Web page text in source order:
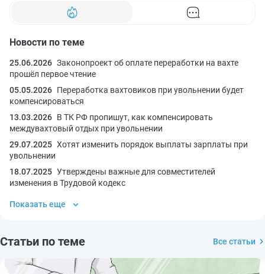
Новости по теме
25.06.2026 Законопроект об оплате переработки на вахте
прошёл первое чтение
05.05.2026 Переработка вахтовиков при увольнении будет
компенсироваться
13.03.2026 В ТК РФ пропишут, как компенсировать
междувахтовый отдых при увольнении
29.07.2025 Хотят изменить порядок выплаты зарплаты при
увольнении
18.07.2025 Утверждены важные для совместителей
изменения в Трудовой кодекс
Показать еще
Статьи по теме Все статьи